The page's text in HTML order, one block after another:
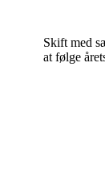
Skift med
at følge